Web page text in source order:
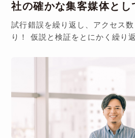
社の確かな集客媒体とし
試行錯誤を繰り返し、アクセス
り！ 仮説と検証をとにかく繰り返し、確実な集客媒体